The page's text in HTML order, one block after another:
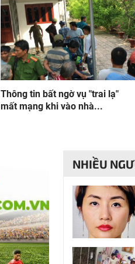
Thông tin bất ngờ vụ "trai lạ"
mất mạng khi vào nhà...
NHIỀU